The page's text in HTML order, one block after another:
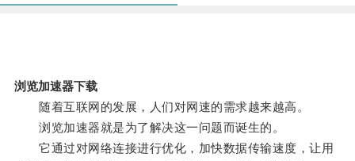
浏览加速器下载
随着互联网的发展，人们对网速的需求越来越高。
浏览加速器就是为了解决这一问题而诞生的。
它通过对网络连接进行优化，加快数据传输速度，让用